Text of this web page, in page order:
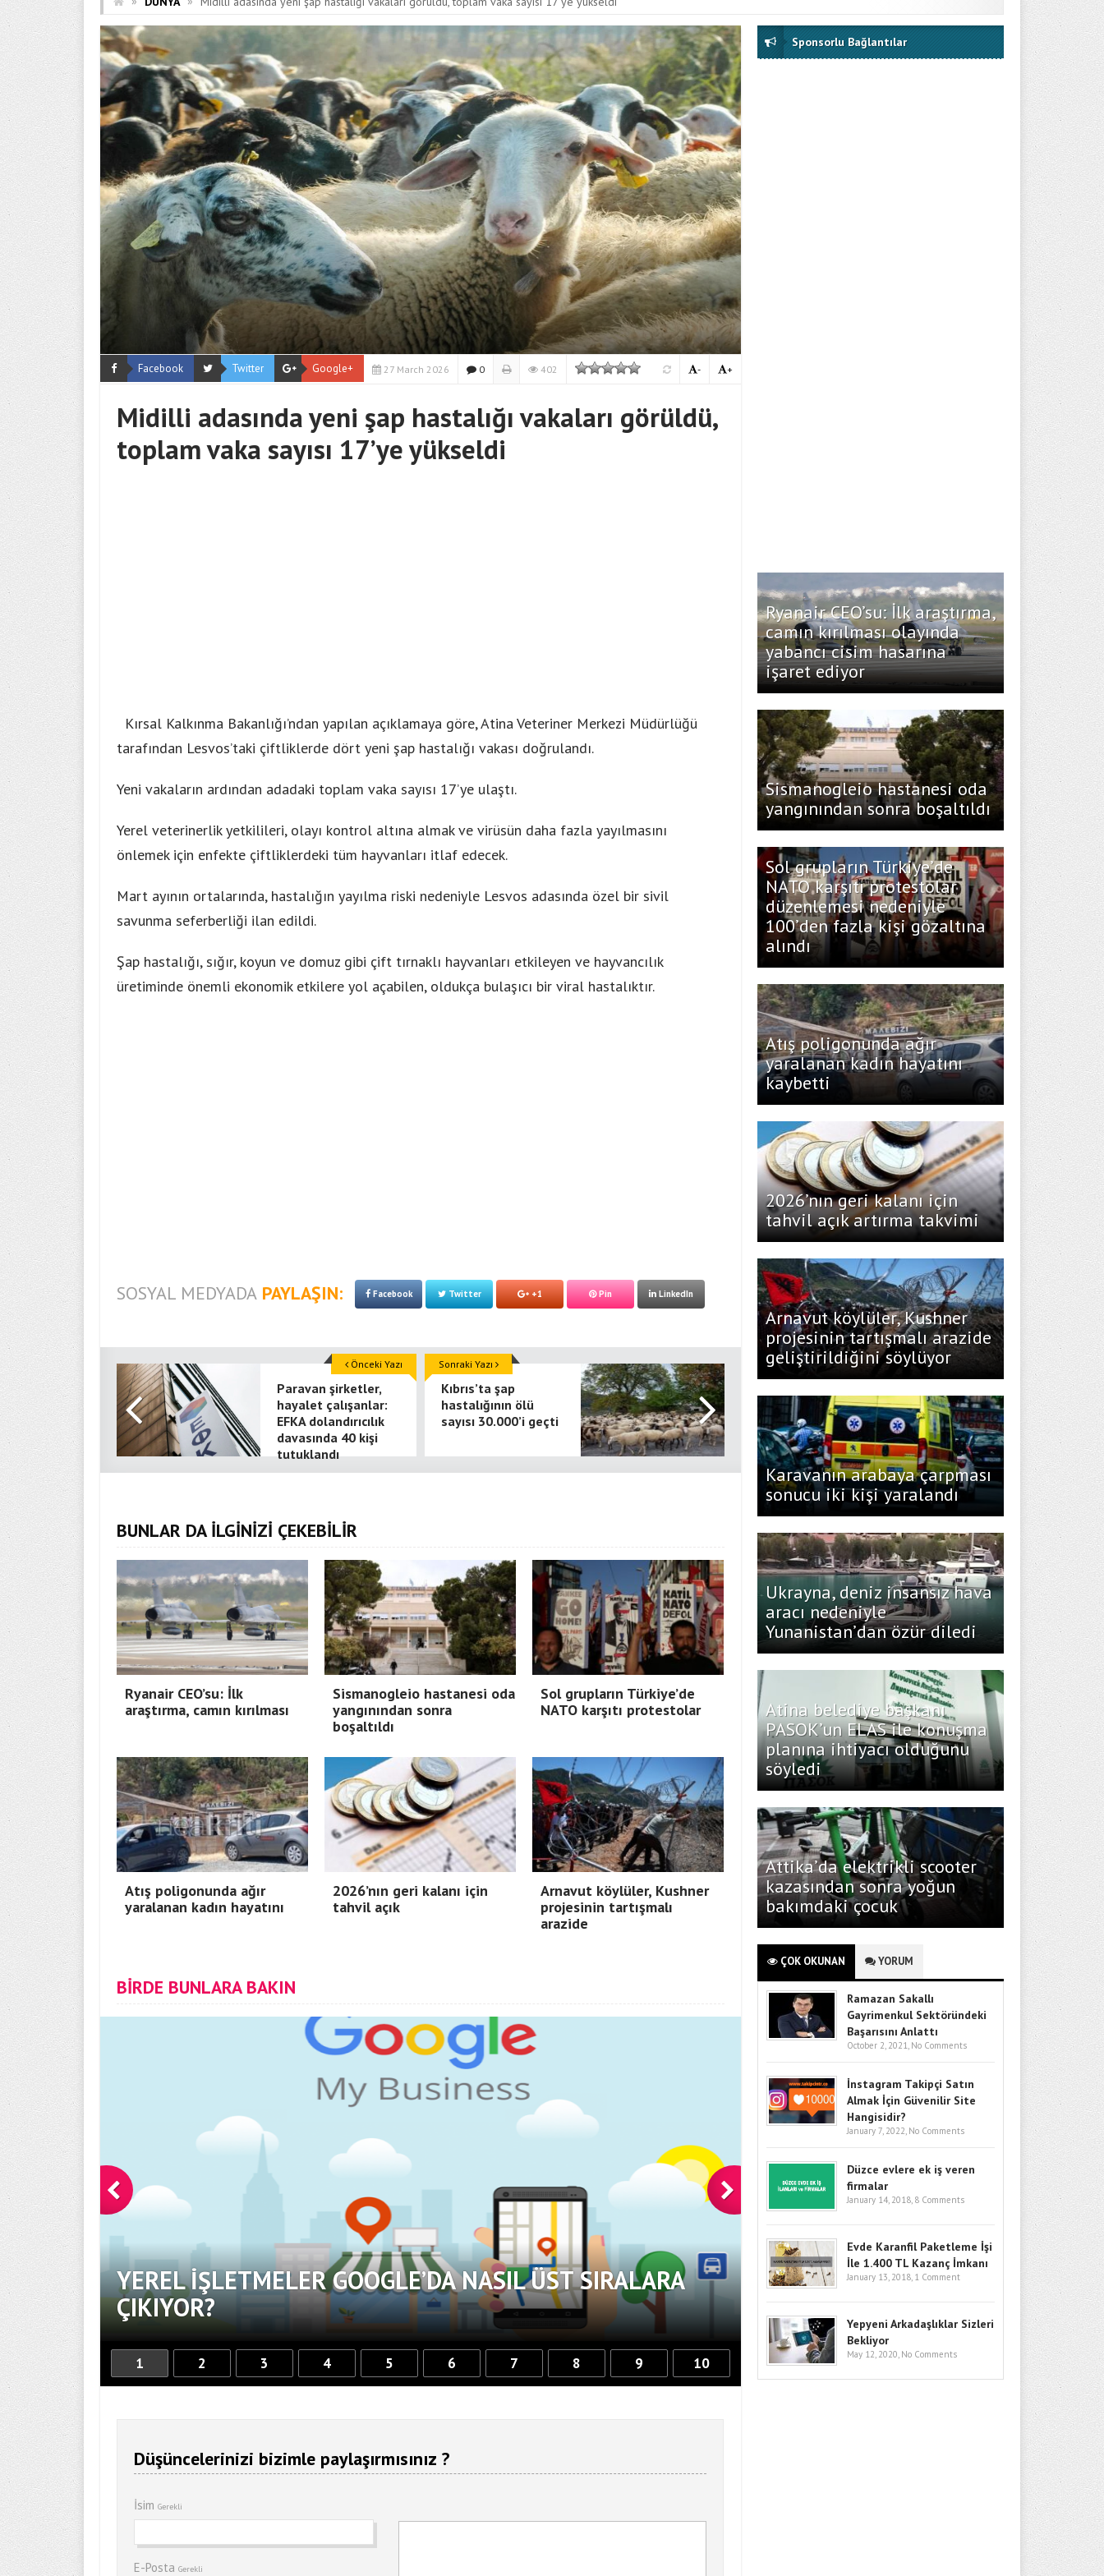
Facebook Twitter Google+ 27 March 2026 0 402 +
-
Midilli adasında yeni şap hastalığı vakaları görüldü,
toplam vaka sayısı 17’ye yükseldi
Kırsal Kalkınma Bakanlığı’ndan yapılan açıklamaya göre, Atina Veteriner Merkezi Müdürlüğü
tarafından Lesvos’taki çiftliklerde dört yeni şap hastalığı vakası doğrulandı.
Yeni vakaların ardından adadaki toplam vaka sayısı 17’ye ulaştı.
Yerel veterinerlik yetkilileri, olayı kontrol altına almak ve virüsün daha fazla yayılmasını
önlemek için enfekte çiftliklerdeki tüm hayvanları itlaf edecek.
Mart ayının ortalarında, hastalığın yayılma riski nedeniyle Lesvos adasında özel bir sivil
savunma seferberliği ilan edildi.
Şap hastalığı, sığır, koyun ve domuz gibi çift tırnaklı hayvanları etkileyen ve hayvancılık
üretiminde önemli ekonomik etkilere yol açabilen, oldukça bulaşıcı bir viral hastalıktır.
SOSYAL MEDYADA PAYLAŞIN: Facebook Twitter +1 Pin LinkedIn
Paravan şirketler,
hayalet çalışanlar:
EFKA dolandırıcılık
davasında 40 kişi
tutuklandı
Önceki Yazı
Kıbrıs’ta şap
hastalığının ölü
sayısı 30.000’i geçti
Sonraki Yazı
BUNLAR DA İLGİNİZİ ÇEKEBİLİR
Ryanair CEO’su: İlk
araştırma, camın kırılması
Sismanogleio hastanesi oda
yangınından sonra
boşaltıldı
Sol grupların Türkiye’de
NATO karşıtı protestolar
Atış poligonunda ağır
yaralanan kadın hayatını
2026’nın geri kalanı için
tahvil açık
Arnavut köylüler, Kushner
projesinin tartışmalı
arazide
BİRDE BUNLARA BAKIN
YEREL İŞLETMELER GOOGLE’DA NASIL ÜST SIRALARA
ÇIKIYOR?
BITCOIN’DE GÖZLER KRITIK
GIRIŞLERI VE MAKRO RISKLER
1 2 3 4 5 6 7 8 9 10
Düşüncelerinizi bizimle paylaşırmısınız ?
İsim Gerekli
E-Posta Gerekli
Sponsorlu Bağlantılar
Ryanair CEO’su: İlk araştırma,
camın kırılması olayında
yabancı cisim hasarına
işaret ediyor
Sismanogleio hastanesi oda
yangınından sonra boşaltıldı
Sol grupların Türkiye’de
NATO karşıtı protestolar
düzenlemesi nedeniyle
100’den fazla kişi gözaltına
alındı
Atış poligonunda ağır
yaralanan kadın hayatını
kaybetti
2026’nın geri kalanı için
tahvil açık artırma takvimi
Arnavut köylüler, Kushner
projesinin tartışmalı arazide
geliştirildiğini söylüyor
Karavanın arabaya çarpması
sonucu iki kişi yaralandı
Ukrayna, deniz insansız hava
aracı nedeniyle
Yunanistan’dan özür diledi
Atina belediye başkanı
PASOK’un ELAS ile konuşma
planına ihtiyacı olduğunu
söyledi
Attika’da elektrikli scooter
kazasından sonra yoğun
bakımdaki çocuk
ÇOK OKUNAN YORUM
Ramazan Sakallı
Gayrimenkul Sektöründeki
Başarısını Anlattı
October 2, 2021, No Comments
İnstagram Takipçi Satın
Almak İçin Güvenilir Site
Hangisidir?
January 7, 2022, No Comments
Düzce evlere ek iş veren
firmalar
January 14, 2018, 8 Comments
Evde Karanfil Paketleme İşi
İle 1.400 TL Kazanç İmkanı
January 13, 2018, 1 Comment
Yepyeni Arkadaşlıklar Sizleri
Bekliyor
May 12, 2020, No Comments